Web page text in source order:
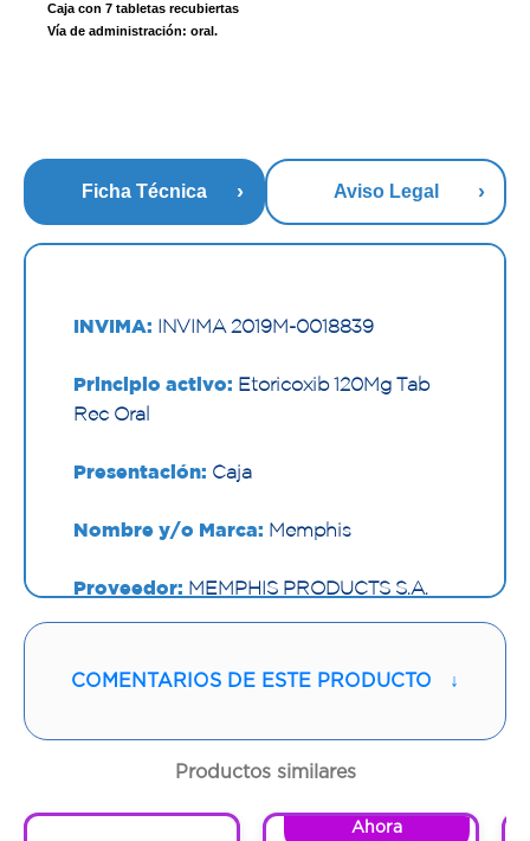
Caja con 7 tabletas recubiertas
Vía de administración: oral.
Ficha Técnica Aviso Legal
INVIMA: INVIMA 2019M-0018839
Principio activo: Etoricoxib 120Mg Tab
Rec Oral
Presentación: Caja
Nombre y/o Marca: Memphis
Proveedor: MEMPHIS PRODUCTS S.A.
7 Tabletas
Código:1288263
COMENTARIOS DE ESTE PRODUCTO ↓
Productos similares
Ahora